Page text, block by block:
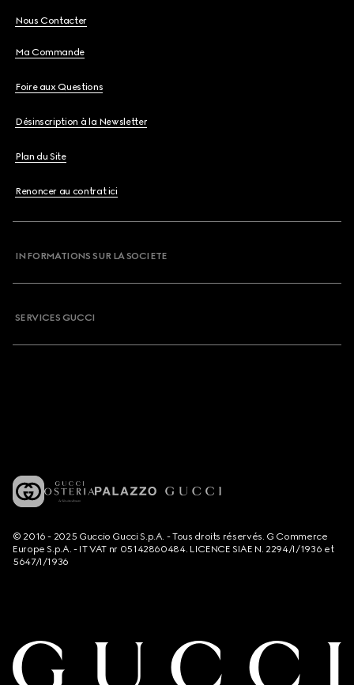
Nous Contacter
Ma Commande
Foire aux Questions
Désinscription à la Newsletter
Plan du Site
Renoncer au contrat ici
INFORMATIONS SUR LA SOCIETE
SERVICES GUCCI
© 2016 - 2025 Guccio Gucci S.p.A. - Tous droits réservés. G Commerce
Europe S.p.A. - IT VAT nr 05142860484. LICENCE SIAE N. 2294/I/1936 et
5647/I/1936